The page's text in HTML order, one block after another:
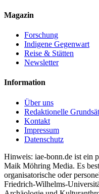
Magazin
Forschung
Indigene Gegenwart
Reise & Stätten
Newsletter
Information
Über uns
Redaktionelle
Kontakt
Impressum
Datenschutz
Hinweis: iae-bonn.de ist ein
Maik Möhring Media. Es
organisatorische oder
Friedrich-Wilhelms-